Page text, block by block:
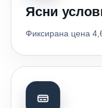
Ясни
Фиксирана цена